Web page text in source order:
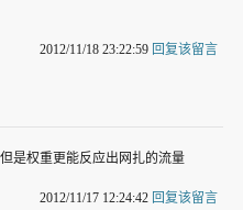
2012/11/18 23:22:59 回复该留言
是权重更能反应出网扎的流量
2012/11/17 12:24:42 回复该留言